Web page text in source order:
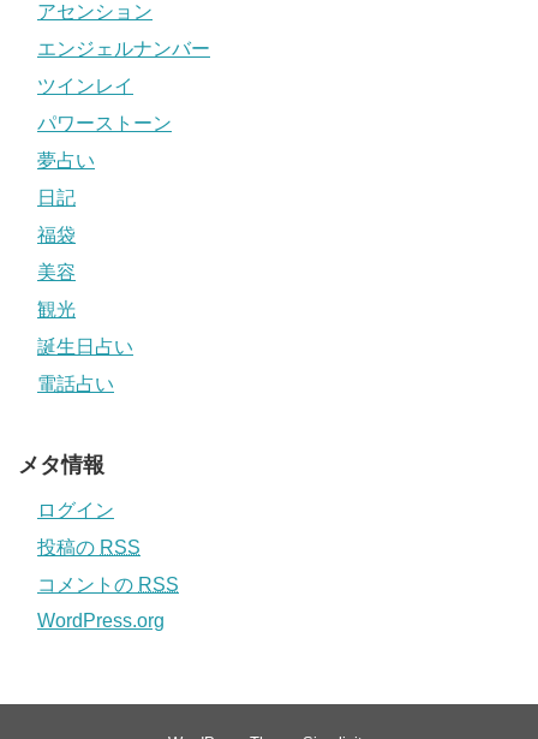
アセンション
エンジェルナンバー
ツインレイ
パワーストーン
夢占い
日記
福袋
美容
観光
誕生日占い
電話占い
メタ情報
ログイン
投稿の RSS
コメントの RSS
WordPress.org